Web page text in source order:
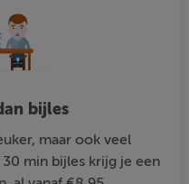
bijles
maar ook veel
min bijles krijg je een